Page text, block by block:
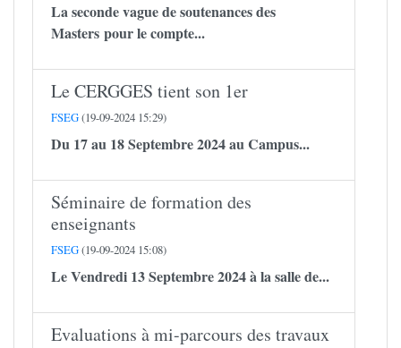
La seconde vague de soutenances des
Masters pour le compte...
Le CERGGES tient son 1er
FSEG(19-09-2024 15:29)
Du 17 au 18 Septembre 2024 au Campus...
Séminaire de formation des
enseignants
FSEG(19-09-2024 15:08)
Le Vendredi 13 Septembre 2024 à la salle de...
Evaluations à mi-parcours des travaux